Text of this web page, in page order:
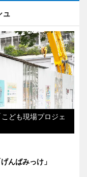
ュ
ども現場プロジェ
んばみっけ」